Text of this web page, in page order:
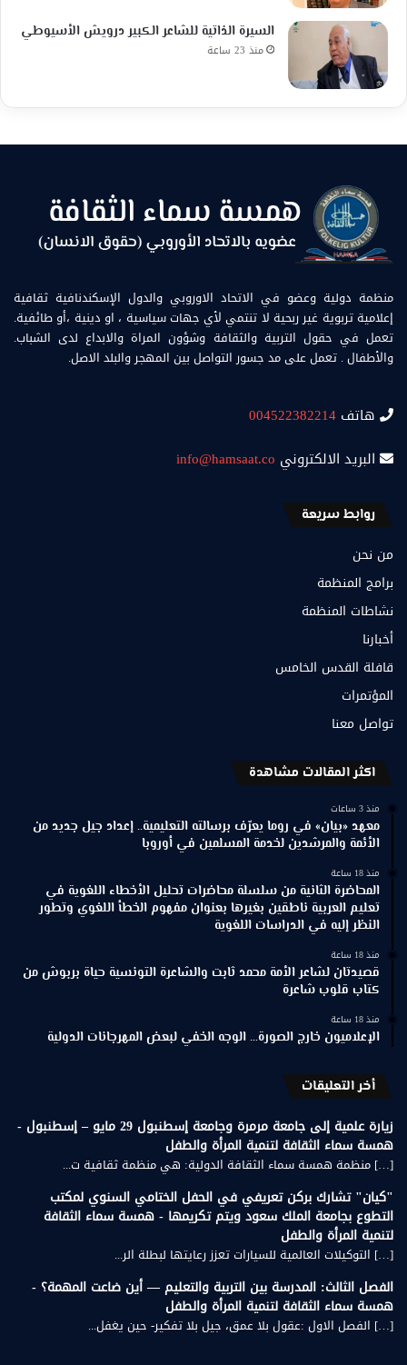
السيرة الذاتية للشاعر الكبير درويش الأسيوطي
منذ 23 ساعة
منظمة دولية وعضو في الاتحاد الاوروبي والدول الإسكندنافية ثقافية
إعلامية تربوية غير ربحية لا تنتمي لأي جهات سياسية ، او دينية ،أو طائفية.
تعمل في حقول التربية والثقافة وشؤون المراة والابداع لدى الشباب.
والأطفال . تعمل على مد جسور التواصل بين المهجر والبلد الاصل.
هاتف 004522382214
البريد الالكتروني info@hamsaat.co
روابط سريعة
من نحن
برامج المنظمة
نشاطات المنظمة
أخبارنا
قافلة القدس الخامس
المؤتمرات
تواصل معنا
اكثر المقالات مشاهدة
منذ 3 ساعات
معهد «بيان» في روما يعرّف برسالته التعليمية.. إعداد جيل جديد من
الأئمة والمرشدين لخدمة المسلمين في أوروبا
منذ 18 ساعة
المحاضرة الثانية من سلسلة محاضرات تحليل الأخطاء اللغوية في
تعليم العربية ناطقين بغيرها بعنوان مفهوم الخطأ اللغوي وتطور
النظر إليه في الدراسات اللغوية
منذ 18 ساعة
قصيدتان لشاعر الأمة محمد ثابت والشاعرة التونسية حياة بربوش من
كتاب قلوب شاعرة
منذ 18 ساعة
الإعلاميون خارج الصورة… الوجه الخفي لبعض المهرجانات الدولية
أخر التعليقات
زيارة علمية إلى جامعة مرمرة وجامعة إسطنبول 29 مايو – إسطنبول -
همسة سماء الثقافة لتنمية المرأة والطفل
[…] منظمة همسة سماء الثقافة الدولية: هي منظمة ثقافية ت...
"كيان" تشارك بركن تعريفي في الحفل الختامي السنوي لمكتب
التطوع بجامعة الملك سعود ويتم تكريمها - همسة سماء الثقافة
لتنمية المرأة والطفل
[…] التوكيلات العالمية للسيارات تعزز رعايتها لبطلة الر...
الفصل الثالث: المدرسة بين التربية والتعليم — أين ضاعت المهمة؟ -
همسة سماء الثقافة لتنمية المرأة والطفل
[…] الفصل الاول :عقول بلا عمق، جيل بلا تفكير- حين يغفل...